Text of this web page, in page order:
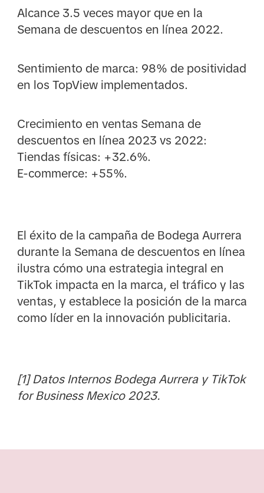
Alcance 3.5 veces mayor que en la
Semana de descuentos en línea 2022.
Sentimiento de marca: 98% de positividad
en los TopView implementados.
Crecimiento en ventas Semana de
descuentos en línea 2023 vs 2022:
Tiendas físicas: +32.6%.
E-commerce: +55%.
El éxito de la campaña de Bodega Aurrera
durante la Semana de descuentos en línea
ilustra cómo una estrategia integral en
TikTok impacta en la marca, el tráfico y las
ventas, y establece la posición de la marca
como líder en la innovación publicitaria.
[1] Datos Internos Bodega Aurrera y TikTok
for Business Mexico 2023.